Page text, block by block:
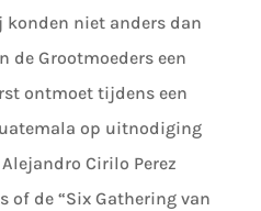
konden niet anders dan
de Grootmoeders een
ontmoet tijdens een
op uitnodiging
Cirilo Perez
of de “Six Gathering van